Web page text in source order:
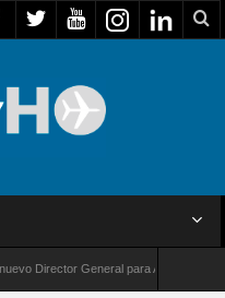
General para América Latina